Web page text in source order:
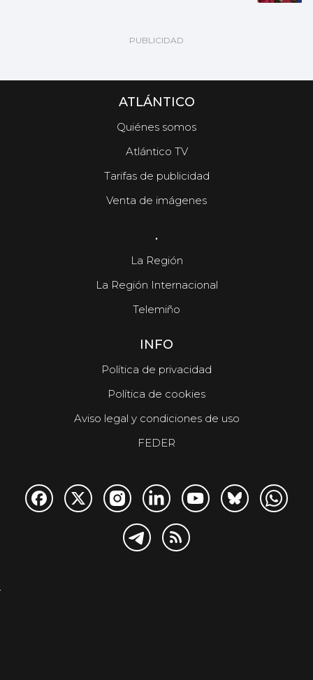
ATLÁNTICO
Quiénes somos
Atlántico TV
Tarifas de publicidad
Venta de imágenes
.
La Región
La Región Internacional
Telemiño
INFO
Política de privacidad
Política de cookies
Aviso legal y condiciones de uso
FEDER